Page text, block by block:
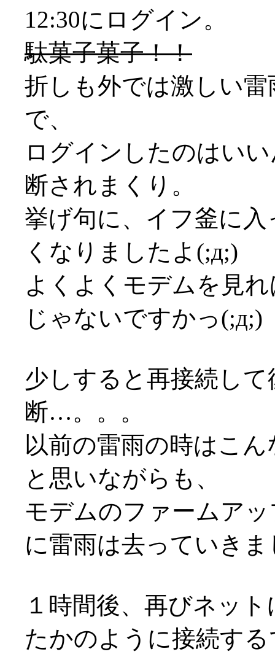
12:30にログイン。
駄菓子菓子！！
折しも外では激しい雷
で、
ログインしたのはい
断されまくり。
挙げ句に、イフ釜に
くなりましたよ(;д;)
よくよくモデムを見
じゃないですかっ(;д;)
少しすると再接続し
断…。。。
以前の雷雨の時はこ
と思いながらも、
モデムのファームア
に雷雨は去っていき
１時間後、再びネッ
たかのように接続す